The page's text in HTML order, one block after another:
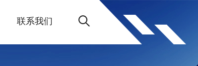
联系我们